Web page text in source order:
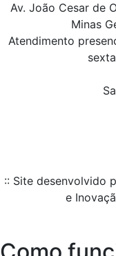
Av. João Cesar de
Minas
Atendimento
:: Site desenvolvido
e